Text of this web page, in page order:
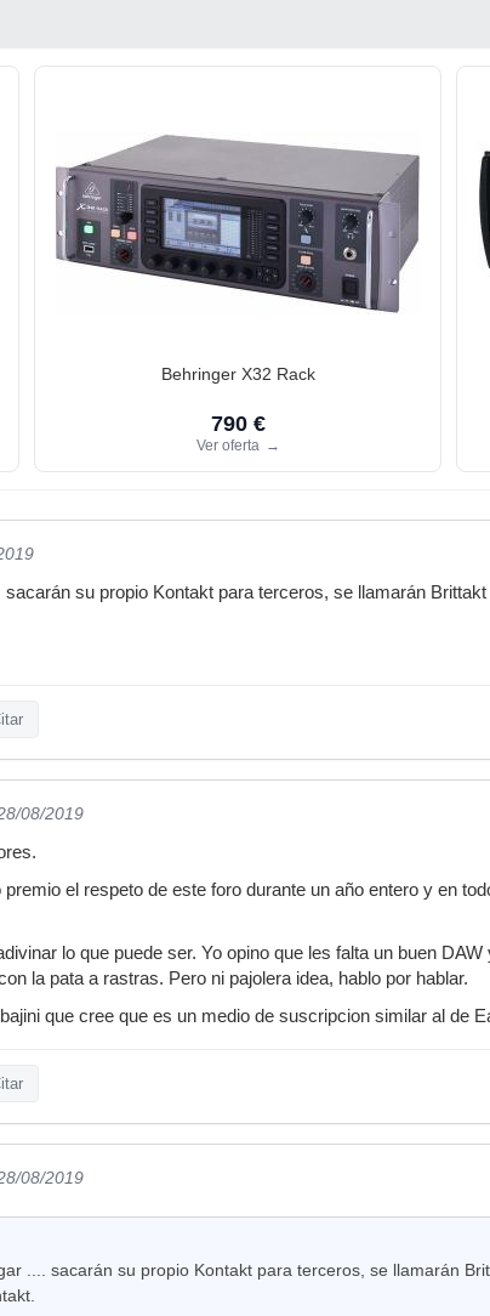
Behringer X32 Rack
790 €
Ver oferta →
su propio Kontakt para terceros, se llamarán
08/2019
el respeto de este foro durante un año entero y en
lo que puede ser. Yo opino que les falta un buen
la pata a rastras. Pero ni pajolera idea, hablo por hablar.
que cree que es un medio de suscripcion similar al de
08/2019
.... sacarán su propio Kontakt para terceros, se llamarán